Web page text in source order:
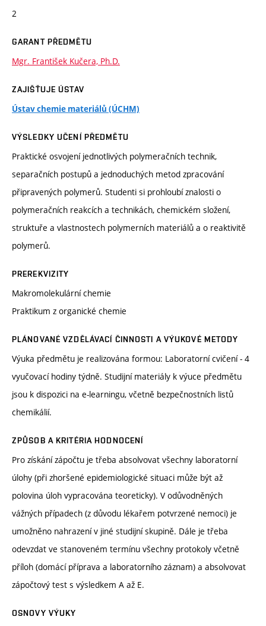
2
GARANT PŘEDMĚTU
Mgr. František Kučera, Ph.D.
ZAJIŠŤUJE ÚSTAV
Ústav chemie materiálů (ÚCHM)
VÝSLEDKY UČENÍ PŘEDMĚTU
Praktické osvojení jednotlivých polymeračních technik,
separačních postupů a jednoduchých metod zpracování
připravených polymerů. Studenti si prohloubí znalosti o
polymeračních reakcích a technikách, chemickém složení,
struktuře a vlastnostech polymerních materiálů a o reaktivitě
polymerů.
PREREKVIZITY
Makromolekulární chemie
Praktikum z organické chemie
PLÁNOVANÉ VZDĚLÁVACÍ ČINNOSTI A VÝUKOVÉ METODY
Výuka předmětu je realizována formou: Laboratorní cvičení - 4
vyučovací hodiny týdně. Studijní materiály k výuce předmětu
jsou k dispozici na e-learningu, včetně bezpečnostních listů
chemikálií.
ZPŮSOB A KRITÉRIA HODNOCENÍ
Pro získání zápočtu je třeba absolvovat všechny laboratorní
úlohy (při zhoršené epidemiologické situaci může být až
polovina úloh vypracována teoreticky). V odůvodněných
vážných případech (z důvodu lékařem potvrzené nemoci) je
umožněno nahrazení v jiné studijní skupině. Dále je třeba
odevzdat ve stanoveném termínu všechny protokoly včetně
příloh (domácí příprava a laboratorního záznam) a absolvovat
zápočtový test s výsledkem A až E.
OSNOVY VÝUKY